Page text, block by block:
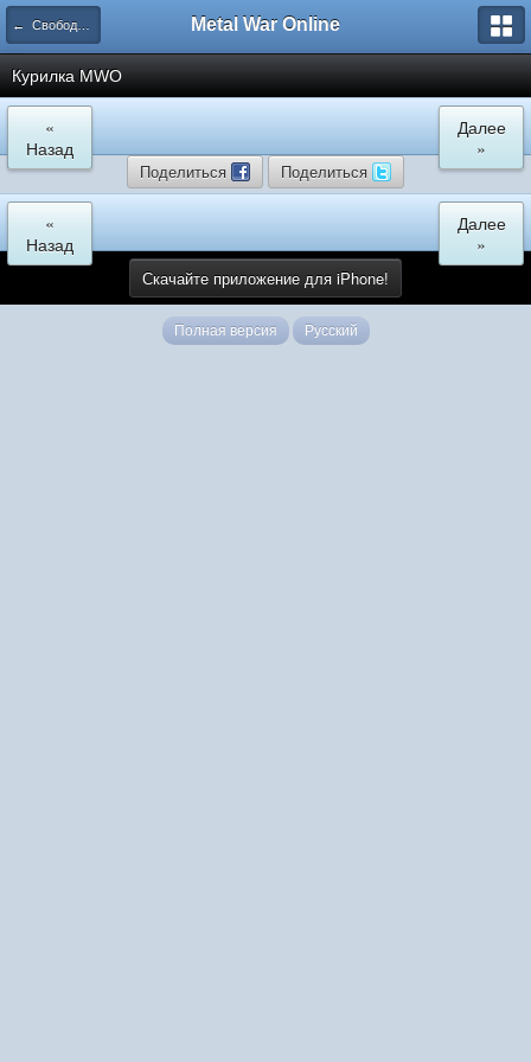
← Свободное общение Metal War Online
Курилка MWO
«
Назад
Далее
»
Поделиться Поделиться
«
Назад
Далее
»
Скачайте приложение для iPhone!
Полная версия Русский